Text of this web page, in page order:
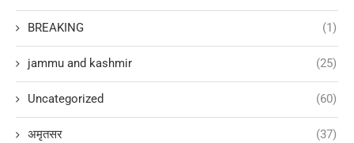
BREAKING (1)
jammu and kashmir (25)
Uncategorized (60)
अमृतसर (37)